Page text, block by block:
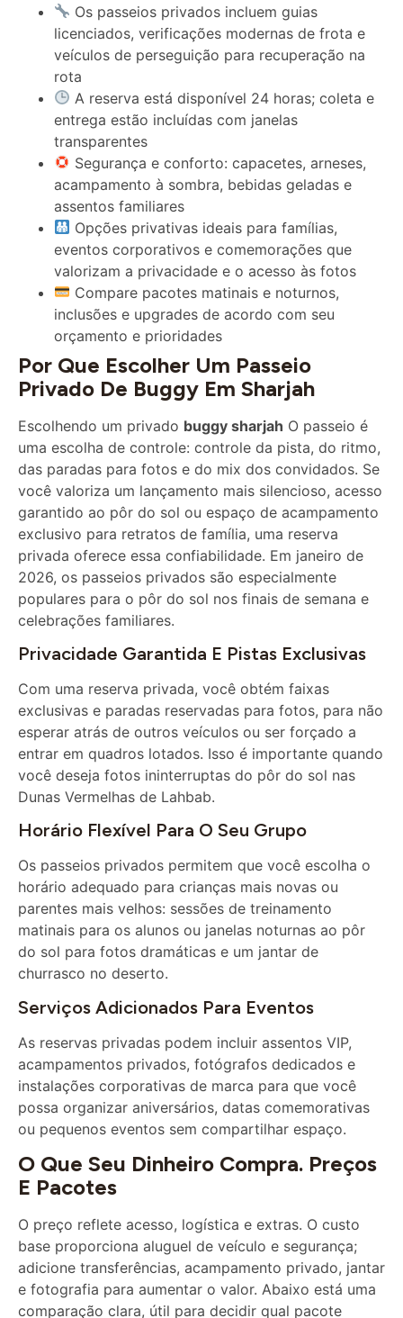
licenciados, verificações modernas de frota e
veículos de perseguição para recuperação na
rota
A reserva está disponível 24 horas; coleta e
entrega estão incluídas com janelas
transparentes
Segurança e conforto: capacetes, arneses,
acampamento à sombra, bebidas geladas e
assentos familiares
Opções privativas ideais para famílias,
eventos corporativos e comemorações que
valorizam a privacidade e o acesso às fotos
Compare pacotes matinais e noturnos,
inclusões e upgrades de acordo com seu
orçamento e prioridades
Por Que Escolher Um Passeio
Privado De Buggy Em Sharjah
Escolhendo um privadobuggy sharjah O passeio é
uma escolha de controle: controle da pista, do ritmo,
das paradas para fotos e do mix dos convidados. Se
você valoriza um lançamento mais silencioso, acesso
garantido ao pôr do sol ou espaço de acampamento
exclusivo para retratos de família, uma reserva
privada oferece essa confiabilidade. Em janeiro de
2026, os passeios privados são especialmente
populares para o pôr do sol nos finais de semana e
celebrações familiares.
Privacidade Garantida E Pistas Exclusivas
exclusivas e paradas reservadas para fotos, para não
esperar atrás de outros veículos ou ser forçado a
entrar em quadros lotados. Isso é importante quando
você deseja fotos ininterruptas do pôr do sol nas
Dunas Vermelhas de Lahbab.
Horário Flexível Para O Seu Grupo
Os passeios privados permitem que você escolha o
horário adequado para crianças mais novas ou
parentes mais velhos: sessões de treinamento
matinais para os alunos ou janelas noturnas ao pôr
do sol para fotos dramáticas e um jantar de
churrasco no deserto.
Serviços Adicionados Para Eventos
As reservas privadas podem incluir assentos VIP,
acampamentos privados, fotógrafos dedicados e
instalações corporativas de marca para que você
possa organizar aniversários, datas comemorativas
ou pequenos eventos sem compartilhar espaço.
O Que Seu Dinheiro Compra. Preços
E Pacotes
base proporciona aluguel de veículo e segurança;
adicione transferências, acampamento privado, jantar
e fotografia para aumentar o valor. Abaixo está uma
comparação clara, útil para decidir qual pacote
combina com você.